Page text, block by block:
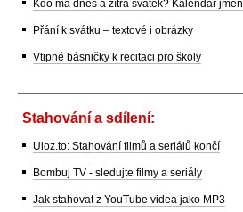
Kdo má dnes a zítra svátek? Kalendář jmen
Přání k svátku – textové i obrázky
Vtipné básničky k recitaci pro školy
Stahování a sdílení:
Uloz.to: Stahování filmů a seriálů končí
Bombuj TV - sledujte filmy a seriály
Jak stahovat z YouTube videa jako MP3